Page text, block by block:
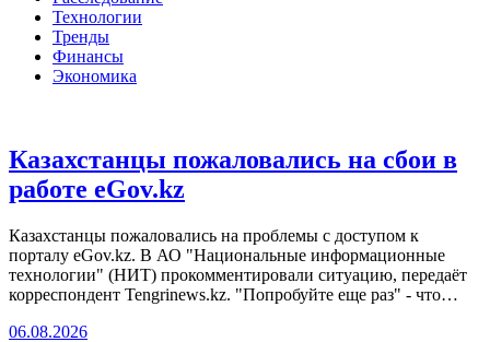
Технологии
Тренды
Финансы
Экономика
Казахстанцы пожаловались на сбои в
работе eGov.kz
Казахстанцы пожаловались на проблемы с доступом к
порталу eGov.kz. В АО "Национальные информационные
технологии" (НИТ) прокомментировали ситуацию, передаёт
корреспондент Tengrinews.kz. "Попробуйте еще раз" - что…
06.08.2026